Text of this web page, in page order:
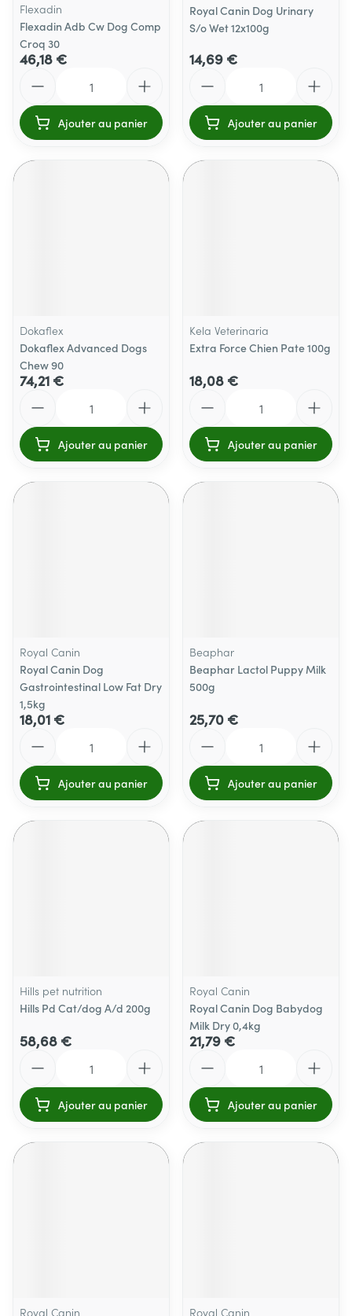
Flexadin
Flexadin Adb Cw Dog Comp
Croq 30
46,18 €
Ajouter au panier
Royal Canin Dog Urinary
S/o Wet 12x100g
14,69 €
Ajouter au panier
Dokaflex
Dokaflex Advanced Dogs
Chew 90
74,21 €
Ajouter au panier
Kela Veterinaria
Extra Force Chien Pate 100g
18,08 €
Ajouter au panier
Royal Canin
Royal Canin Dog
Gastrointestinal Low Fat Dry
1,5kg
18,01 €
Ajouter au panier
Beaphar
Beaphar Lactol Puppy Milk
500g
25,70 €
Ajouter au panier
Hills pet nutrition
Hills Pd Cat/dog A/d 200g
58,68 €
Ajouter au panier
Royal Canin
Royal Canin Dog Babydog
Milk Dry 0,4kg
21,79 €
Ajouter au panier
Royal Canin Royal Canin